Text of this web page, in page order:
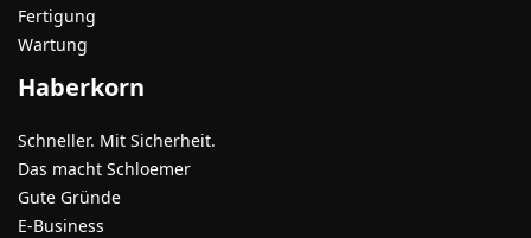
Fertigung
Wartung
Haberkorn
Schneller. Mit Sicherheit.
Das macht Schloemer
Gute Gründe
E-Business